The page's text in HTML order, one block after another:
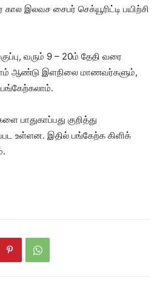
இலவச சைபர் செக்யூரிட்டி பயிற்சி
வரும் 9 – 20ம் தேதி வரை
ஆண்டு இளநிலை மாணவர்களும்,
குறித்து
உள்ளன. இதில் பங்கேற்க கிளிக்